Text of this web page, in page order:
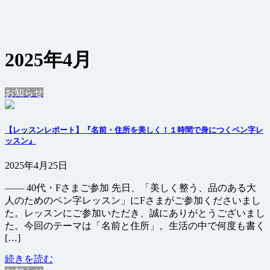
2025年4月
お知らせ
【レッスンレポート】『名前・住所を美しく！１時間で身につくペン字レ
ッスン』
2025年4月25日
—— 40代・Fさまご参加 先日、「美しく整う、品のある大
人のためのペン字レッスン」にFさまがご参加くださいまし
た。レッスンにご参加いただき、誠にありがとうございまし
た。今回のテーマは「名前と住所」。生活の中で何度も書く
[…]
続きを読む